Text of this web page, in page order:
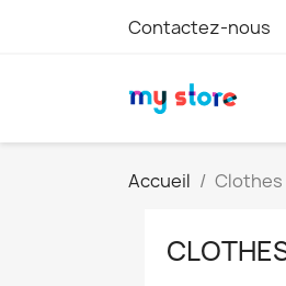
Contactez-nous
Accueil Clothes